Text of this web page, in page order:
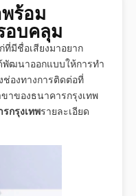
ร้อม
บคลุม
มีชื่อเสียงมาอยาก
พัฒนาออกแบบให้การทำ
ช่องทางการติดต่อที่
าของธนาคารกรุงเทพ
กรุงเทพรายละเอียด